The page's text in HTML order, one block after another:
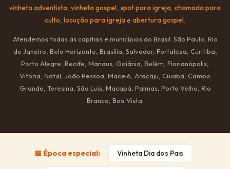
vinheta adventista vinheta gospel spot para igreja chamada para
culto locução para igreja e abertura gospel
Atendemos todas as capitais e municípios do Brasil: São Paulo, Rio
de Janeiro, Belo Horizonte, Brasília, Salvador, Fortaleza, Curitiba,
Porto Alegre, Recife, Manaus, Goiânia, Belém, Florianópolis,
Vitória, Natal, João Pessoa, Maceió, Aracaju, Cuiabá, Campo
Grande, Teresina, São Luís, Macapá, Palmas, Porto Velho, Rio
Branco, Boa Vista.
📅 Época especial: Vinheta Dia dos Pais